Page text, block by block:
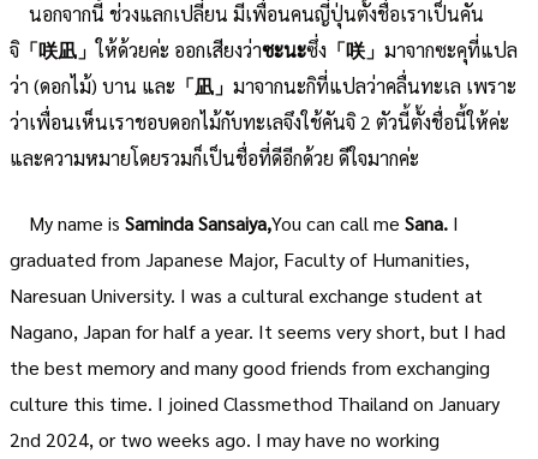
นอกจากนี้ ช่วงแลกเปลี่ยน มีเพื่อนคนญี่ปุ่นตั้งชื่อเราเป็นคัน
จิ「咲凪」ให้ด้วยค่ะ ออกเสียงว่าซะนะซึ่ง 「咲」 มาจากซะคุที่แปล
ว่า (ดอกไม้) บาน และ 「凪」 มาจากนะกิที่แปลว่าคลื่นทะเล เพราะ
ว่าเพื่อนเห็นเราชอบดอกไม้กับทะเลจึงใช้คันจิ 2 ตัวนี้ตั้งชื่อนี้ให้ค่ะ
และความหมายโดยรวมก็เป็นชื่อที่ดีอีกด้วย ดีใจมากค่ะ
My name is Saminda Sansaiya,You can call me Sana. I
graduated from Japanese Major, Faculty of Humanities,
Naresuan University. I was a cultural exchange student at
Nagano, Japan for half a year. It seems very short, but I had
the best memory and many good friends from exchanging
culture this time. I joined Classmethod Thailand on January
2nd 2024, or two weeks ago. I may have no working